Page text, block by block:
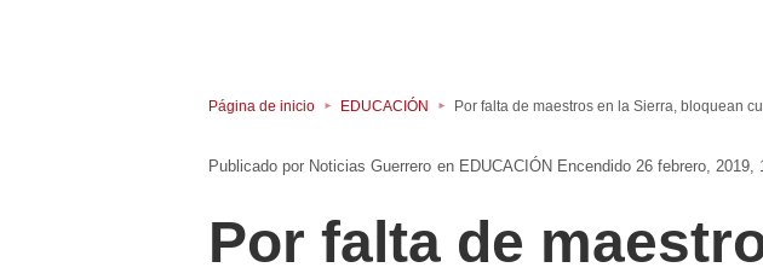
Página de inicio EDUCACIÓN Por falta de maestros en la Sierra, bloquean
Noticias Guerrero en EDUCACIÓN Encendido 26 febrero, 2019,
Por falta de